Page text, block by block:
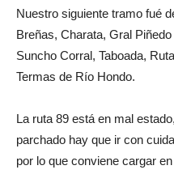
Nuestro siguiente tramo fué
Breñas, Charata, Gral
Suncho Corral, Taboada,
Termas de Río Hondo.
La ruta 89 está en mal
parchado hay que ir con
por lo que conviene cargar